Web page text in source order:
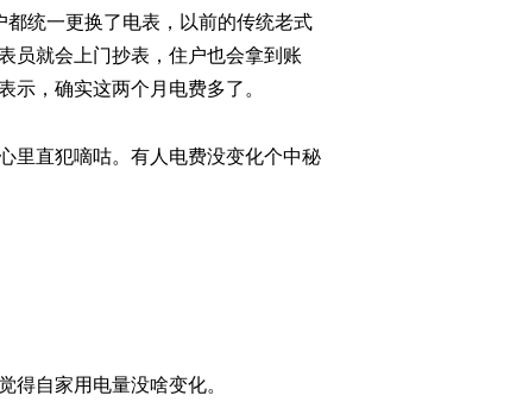
统一更换了电表，以前的传统老式
员就会上门抄表，住户也会拿到账
示，确实这两个月电费多了。
里直犯嘀咕。有人电费没变化个中秘
得自家用电量没啥变化。